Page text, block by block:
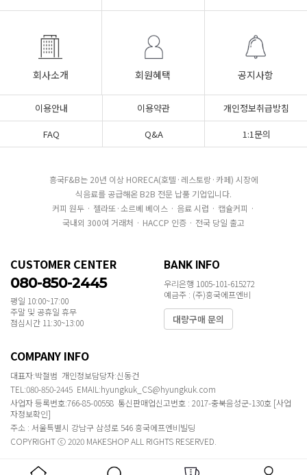
회사소개 회원혜택 공지사항
이용안내 이용약관
개인정보취급방침
FAQ
Q&A 1:1문의
흥국F&B는 20년 이상 HORECA(호텔·레스토랑·카페) 시장에
식음료를 공급해온 B2B 전문 납품 기업입니다.
커피 원두 · 젤라또·소르베 베이스 · 음료 시럽 · 캡슐커피 ·
국내외 300여 거래처 · HACCP 인증 · 전국 당일 출고
CUSTOMER CENTER
080-850-2445
평일 10:00~17:00
주말 및 공휴일 휴무
점심시간 11:30~13:00
BANK INFO
우리은행 1005-101-615272
예금주 : (주)흥국에프엔비
대량구매 문의
COMPANY INFO
대표자:박철범 개인정보담당자:신동건
TEL:080-850-2445 EMAIL:hyungkuk_CS@hyungkuk.com
사업자 등록번호:766-85-00558 통신판매업신고번호 : 2017-충북음성군-130호 [사업
자정보확인]
주소 : 서울특별시 강남구 삼성로 546 흥국에프엔비빌딩
COPYRIGHT ⓒ 2020 MAKESHOP ALL RIGHTS RESERVED.